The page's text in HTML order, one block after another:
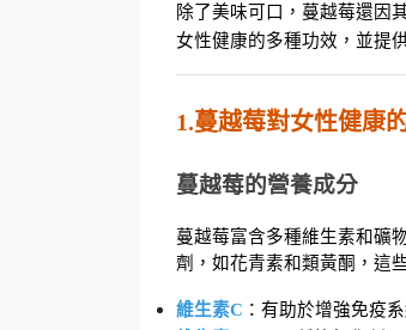
除了美味可口，蔓越莓還因
女性健康的多種功效，並提
1.蔓越莓對女性健康
蔓越莓的營養成分
蔓越莓富含多種維生素和礦
劑，如花青素和類黃酮，這
維生素C ：有助於增強免疫